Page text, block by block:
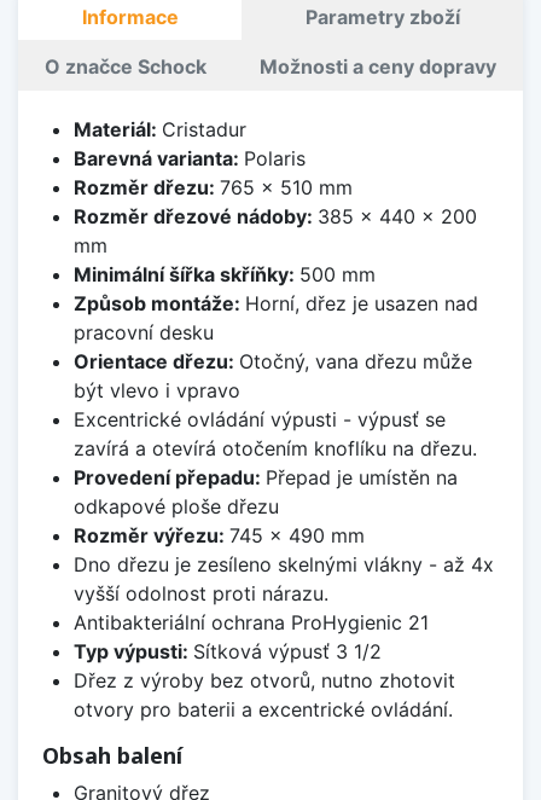
Informace Parametry zboží
O značce Schock Možnosti a ceny dopravy
Materiál: Cristadur
Barevná varianta: Polaris
Rozměr dřezu: 765 x 510 mm
Rozměr dřezové nádoby: 385 x 440 x 200
mm
Minimální šířka skříňky: 500 mm
Způsob montáže: Horní, dřez je usazen nad
pracovní desku
Orientace dřezu: Otočný, vana dřezu může
být vlevo i vpravo
Excentrické ovládání výpusti - výpusť se
zavírá a otevírá otočením knoflíku na dřezu.
Provedení přepadu: Přepad je umístěn na
odkapové ploše dřezu
Rozměr výřezu: 745 x 490 mm
Dno dřezu je zesíleno skelnými vlákny - až 4x
vyšší odolnost proti nárazu.
Antibakteriální ochrana ProHygienic 21
Typ výpusti: Sítková výpusť 3 1/2
Dřez z výroby bez otvorů, nutno zhotovit
otvory pro baterii a excentrické ovládání.
Obsah balení
Granitový dřez